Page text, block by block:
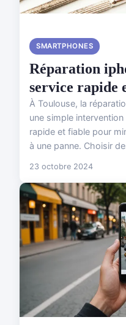
SMARTPHONES
Réparation
service rapide
À Toulouse, la
une simple
rapide et fiable pour
à une panne. Choisir
23 octobre 2024